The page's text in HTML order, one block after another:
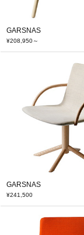
GARSNAS
¥208,950～
GARSNAS
¥241,500